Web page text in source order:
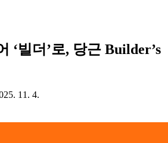
‘빌더’로, 당근 Builder’s
11. 4.